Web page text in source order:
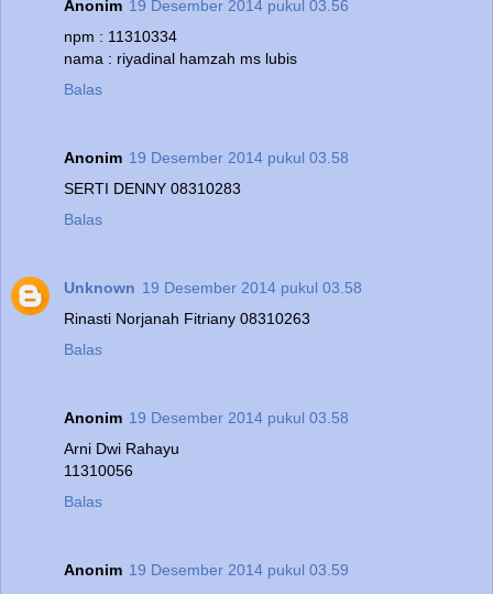
Anonim 19 Desember 2014 pukul 03.56
npm : 11310334
nama : riyadinal hamzah ms lubis
Balas
Anonim 19 Desember 2014 pukul 03.58
SERTI DENNY 08310283
Balas
Unknown 19 Desember 2014 pukul 03.58
Rinasti Norjanah Fitriany 08310263
Balas
Anonim 19 Desember 2014 pukul 03.58
Arni Dwi Rahayu
11310056
Balas
Anonim 19 Desember 2014 pukul 03.59